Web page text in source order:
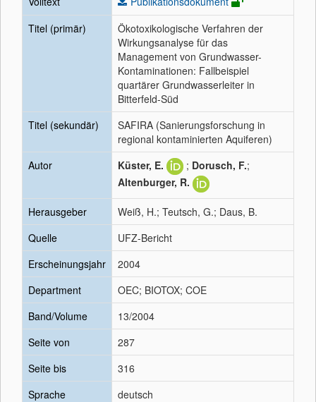
Titel (primär)
Ökotoxikologische Verfahren der
Wirkungsanalyse für das
Management von Grundwasser-
Kontaminationen: Fallbeispiel
quartärer Grundwasserleiter in
Bitterfeld-Süd
Titel (sekundär)
SAFIRA (Sanierungsforschung in
regional kontaminierten Aquiferen)
Autor
Küster, E. ; Dorusch, F.;
Altenburger, R.
Herausgeber
Weiß, H.; Teutsch, G.; Daus, B.
Quelle
UFZ-Bericht
Erscheinungsjahr
2004
Department
OEC; BIOTOX; COE
Band/Volume
13/2004
Seite von
287
Seite bis
316
Sprache
deutsch